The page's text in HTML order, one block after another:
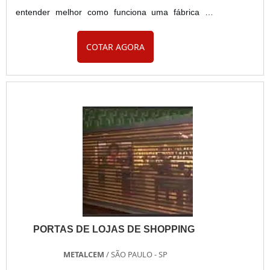
entender melhor como funciona uma fábrica de
portão automático, é preciso primeiro entender qual
o significado de fábrica. Fábrica é um sitio industrial
processam um produto, transformando-o em um
produto acabado. Boa parte das fábricas, a....
COTAR AGORA
PORTAS DE LOJAS DE SHOPPING
METALCEM / SÃO PAULO - SP